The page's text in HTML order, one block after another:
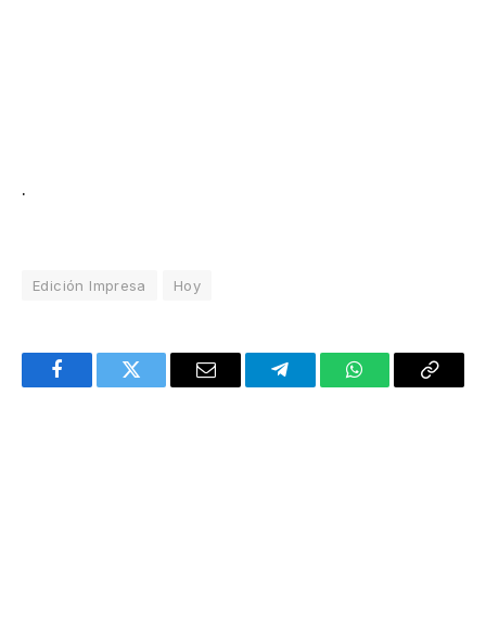
.
Edición Impresa Hoy
FacebookTwitter Email TelegramWhatsAppCopy